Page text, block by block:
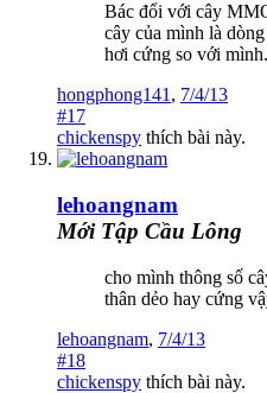
Bác đổi với cây
cây của mình là
hơi cứng so với mình.
hongphong141 , 7/4/13
#17
chickenspy thích bài này.
lehoangnam
Mới Tập Cầu Lông
cho mình thông số
thân dẻo hay cứng
lehoangnam, 7/4/13
#18
chickenspy thích bài này.